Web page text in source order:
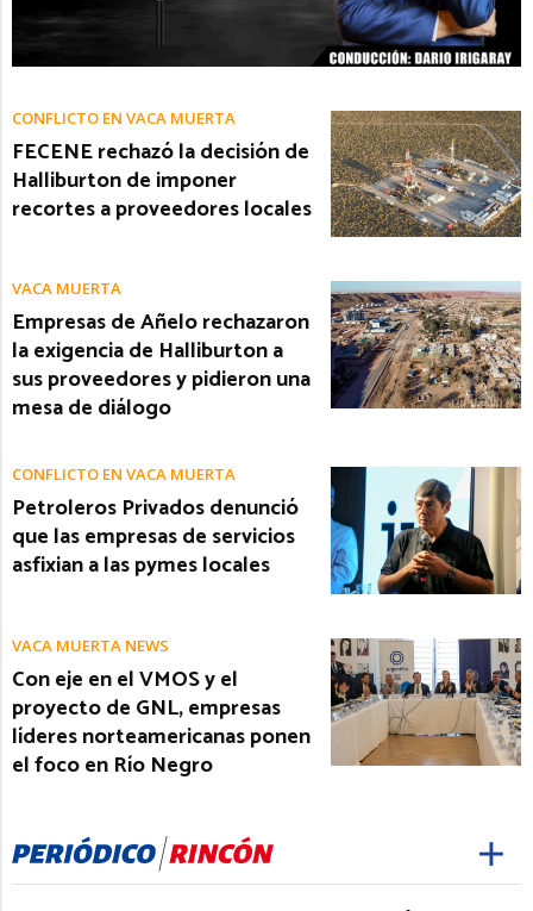
CONFLICTO EN VACA MUERTA
FECENE rechazó la decisión de
Halliburton de imponer
recortes a proveedores locales
VACA MUERTA
Empresas de Añelo rechazaron
la exigencia de Halliburton a
sus proveedores y pidieron una
mesa de diálogo
CONFLICTO EN VACA MUERTA
Petroleros Privados denunció
que las empresas de servicios
asfixian a las pymes locales
VACA MUERTA NEWS
Con eje en el VMOS y el
proyecto de GNL, empresas
líderes norteamericanas ponen
el foco en Río Negro